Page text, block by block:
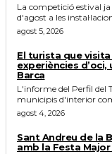
La competició estival
d'agost a les
agost 5, 2026
El turista que
experiències
Barca
L'informe del Perfil del
municipis d'interior
agost 4, 2026
Sant Andreu de la
amb la Festa Major